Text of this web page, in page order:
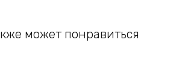
может понравиться